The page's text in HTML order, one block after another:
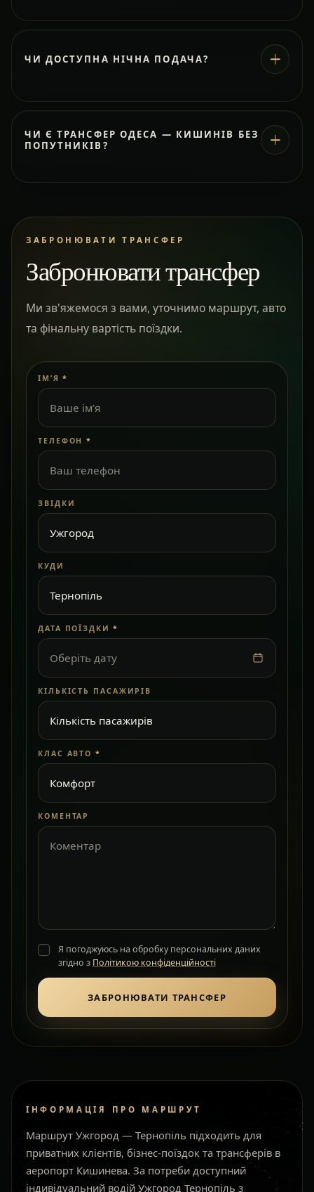
ЧИ ДОСТУПНА НІЧНА ПОДАЧА?
ЧИ Є ТРАНСФЕР ОДЕСА — КИШИНІВ БЕЗ
ПОПУТНИКІВ?
ЗАБРОНЮВАТИ ТРАНСФЕР
Забронювати трансфер
Ми зв'яжемося з вами, уточнимо маршрут, авто
та фінальну вартість поїздки.
ІМ’Я *
ТЕЛЕФОН *
ЗВІДКИ
КУДИ
ДАТА ПОЇЗДКИ *
Оберіть дату
КІЛЬКІСТЬ ПАСАЖИРІВ
КЛАС АВТО *
КОМЕНТАР
Я погоджуюсь на обробку персональних даних
згідно з Політикою конфіденційності
ЗАБРОНЮВАТИ ТРАНСФЕР
ІНФОРМАЦІЯ ПРО МАРШРУТ
Маршрут Ужгород — Тернопіль підходить для
приватних клієнтів, бізнес-поїздок та трансферів в
аеропорт Кишинева. За потреби доступний
індивідуальний водій Ужгород Тернопіль з